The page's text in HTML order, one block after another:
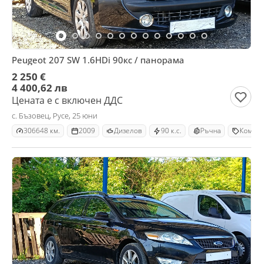
Peugeot 207 SW 1.6HDi 90кс / панорама
2 250 €
4 400,62 лв
Цената е с включен ДДС
с. Бъзовец, Русе, 25 юни
306648 км. 2009 Дизелов 90 к.с. Ръчна Комби